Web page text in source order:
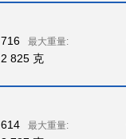
716 最大重量:
2 825 克
614 最大重量: